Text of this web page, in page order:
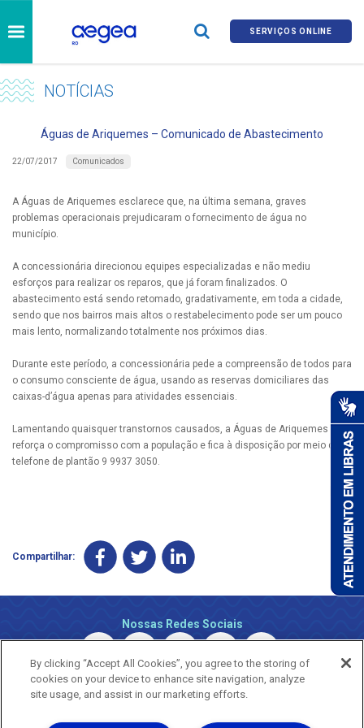
SERVIÇOS ONLINE
NOTÍCIAS
Águas de Ariquemes – Comunicado de Abastecimento
22/07/2017 Comunicados
A Águas de Ariquemes esclarece que, na última semana, graves
problemas operacionais prejudicaram o fornecimento de água no
município.
A concessionária direcionou equipes especializadas e não mediu
esforços para realizar os reparos, que já foram finalizados. O
abastecimento está sendo retomado, gradativamente, em toda a cidade,
sendo que nos bairros mais altos o restabelecimento pode ser um pouco
mais lento, normalizando totalmente nos próximos dias.
Durante este período, a concessionária pede a compreensão de todos para
o consumo consciente de água, usando as reservas domiciliares das
caixas-d’água apenas para atividades essenciais.
Lamentando quaisquer transtornos causados, a Águas de Ariquemes
reforça o compromisso com a população e fica à disposição por meio do
telefone de plantão 9 9937 3050.
Compartilhar:
Nossas Redes Sociais
By clicking “Accept All Cookies”, you agree to the storing of
cookies on your device to enhance site navigation, analyze
site usage, and assist in our marketing efforts.